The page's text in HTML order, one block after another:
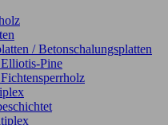
/ Betonschalungsplatten
Pine